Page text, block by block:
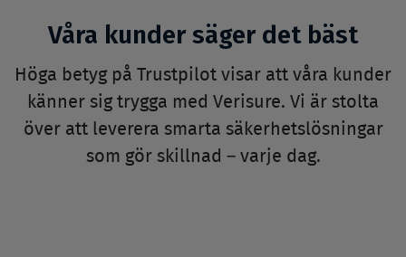
Våra kunder säger det bäst
Höga betyg på Trustpilot visar att våra kunder
känner sig trygga med Verisure. Vi är stolta
över att leverera smarta säkerhetslösningar
som gör skillnad – varje dag.